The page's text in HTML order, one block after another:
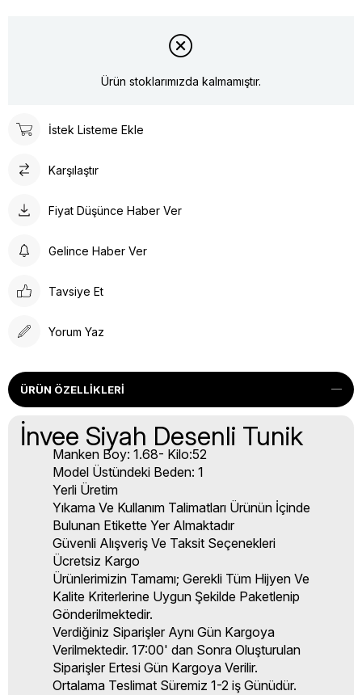
Ürün stoklarımızda kalmamıştır.
İstek Listeme Ekle
Karşılaştır
Fiyat Düşünce Haber Ver
Gelince Haber Ver
Tavsiye Et
Yorum Yaz
ÜRÜN ÖZELLIKLERI
İnvee Siyah Desenli Tunik
Manken Boy: 1.68- Kilo:52
Model Üstündeki Beden: 1
Yerli Üretim
Yıkama Ve Kullanım Talimatları Ürünün İçinde
Bulunan Etikette Yer Almaktadır
Güvenli Alışveriş Ve Taksit Seçenekleri
Ücretsiz Kargo
Ürünlerimizin Tamamı; Gerekli Tüm Hijyen Ve
Kalite Kriterlerine Uygun Şekilde Paketlenip
Gönderilmektedir.
Verdiğiniz Siparişler Aynı Gün Kargoya
Verilmektedir. 17:00' dan Sonra Oluşturulan
Siparişler Ertesi Gün Kargoya Verilir.
Ortalama Teslimat Süremiz 1-2 iş Günüdür.